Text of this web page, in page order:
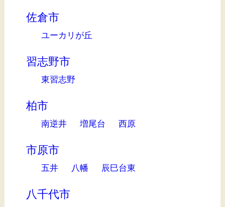
佐倉市
ユーカリが丘
習志野市
東習志野
柏市
南逆井 増尾台 西原
市原市
五井 八幡 辰巳台東
八千代市